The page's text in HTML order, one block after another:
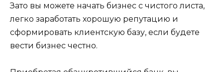
Зато вы можете начать бизнес с чистого листа,
легко заработать хорошую репутацию и
сформировать клиентскую базу, если будете
вести бизнес честно.